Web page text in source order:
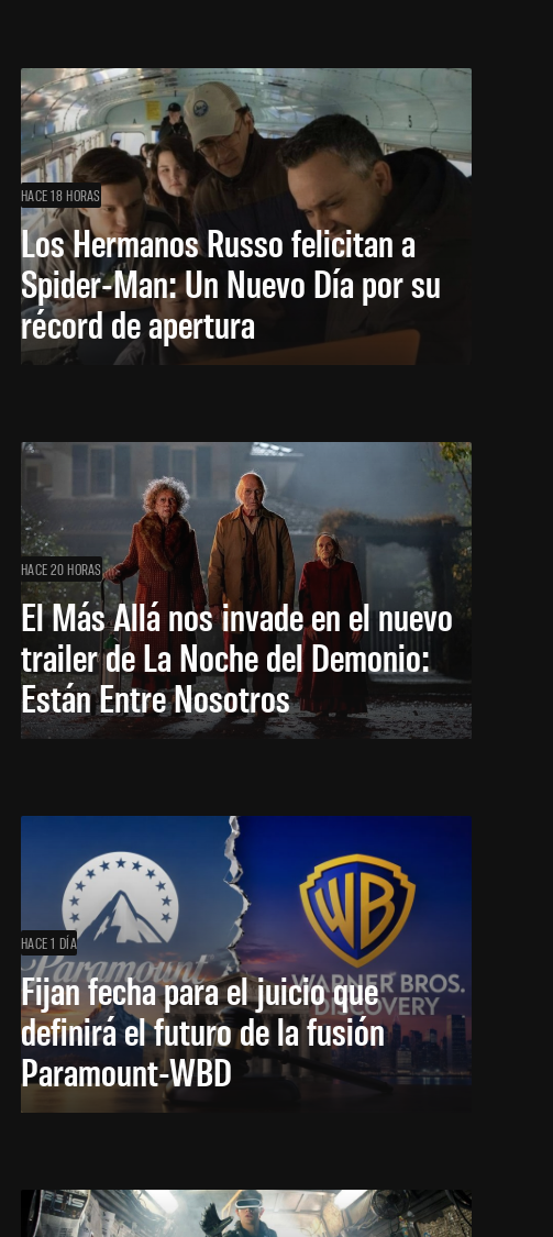
HACE 18 HORAS
Los Hermanos Russo felicitan a
Spider-Man: Un Nuevo Día por su
récord de apertura
HACE 20 HORAS
El Más Allá nos invade en el nuevo
trailer de La Noche del Demonio:
Están Entre Nosotros
HACE 1 DÍA
Fijan fecha para el juicio que
definirá el futuro de la fusión
Paramount-WBD